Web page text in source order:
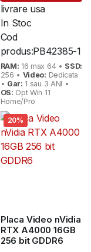
fost:
1.320 lei.
1.099 lei.
livrare usa
In Stoc
Cod
produs:PB42385-1
RAM: 16 max 64 • SSD:
256 • Video: Dedicata
• Gar: 1 sau 3 ANI •
OS: Opt Win 11
Home/Pro
20%
Placa Video nVidia
RTX A4000 16GB
256 bit GDDR6